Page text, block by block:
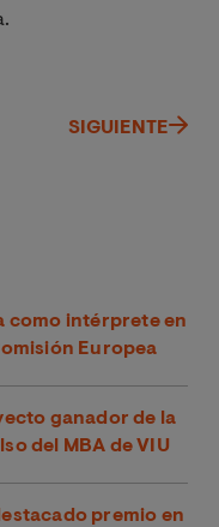
SIGUIENTE
como intérprete en
Europea
ganador de la
del MBA de VIU
premio en